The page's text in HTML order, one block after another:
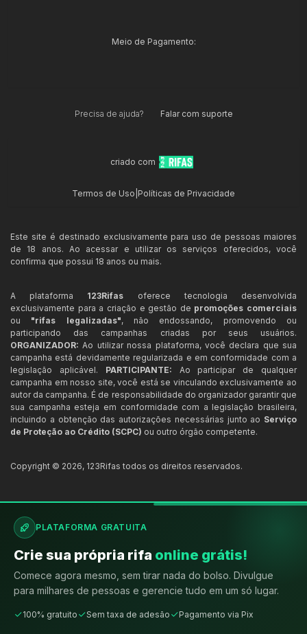
Meio de Pagamento:
Precisa de ajuda? Falar com suporte
criado com
Termos de Uso Políticas de Privacidade
Este site é destinado exclusivamente para uso de pessoas maiores
de 18 anos. Ao acessar e utilizar os serviços oferecidos, você
confirma que possui 18 anos ou mais.
A plataforma 123Rifas oferece tecnologia desenvolvida
exclusivamente para a criação e gestão de promoções comerciais
ou "rifas legalizadas", não endossando, promovendo ou
participando das campanhas criadas por seus usuários.
ORGANIZADOR: Ao utilizar nossa plataforma, você declara que sua
campanha está devidamente regularizada e em conformidade com a
legislação aplicável. PARTICIPANTE: Ao participar de qualquer
campanha em nosso site, você está se vinculando exclusivamente ao
autor da campanha. É de responsabilidade do organizador garantir que
sua campanha esteja em conformidade com a legislação brasileira,
incluindo a obtenção das autorizações necessárias junto ao Serviço
de Proteção ao Crédito (SCPC) ou outro órgão competente.
Copyright © 2026, 123Rifas todos os direitos reservados.
PLATAFORMA GRATUITA
Crie sua própria rifa online grátis!
Comece agora mesmo, sem tirar nada do bolso. Divulgue
para milhares de pessoas e gerencie tudo em um só lugar.
100% gratuito Sem taxa de adesão Pagamento via Pix